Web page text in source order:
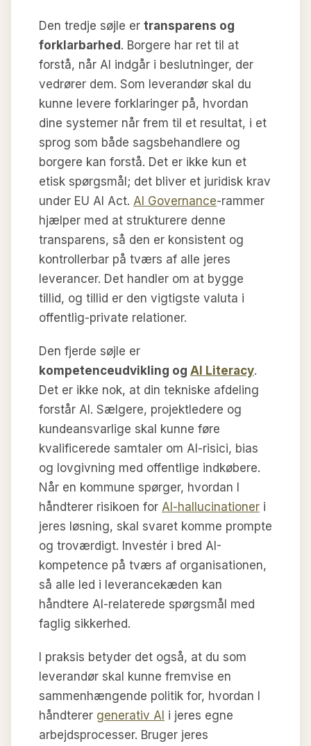
Den tredje søjle er transparens og
forklarbarhed. Borgere har ret til at
forstå, når AI indgår i beslutninger, der
vedrører dem. Som leverandør skal du
kunne levere forklaringer på, hvordan
dine systemer når frem til et resultat, i et
sprog som både sagsbehandlere og
borgere kan forstå. Det er ikke kun et
etisk spørgsmål; det bliver et juridisk krav
under EU AI Act. AI Governance-rammer
hjælper med at strukturere denne
transparens, så den er konsistent og
kontrollerbar på tværs af alle jeres
leverancer. Det handler om at bygge
tillid, og tillid er den vigtigste valuta i
offentlig-private relationer.
Den fjerde søjle er
kompetenceudvikling og AI Literacy.
Det er ikke nok, at din tekniske afdeling
forstår AI. Sælgere, projektledere og
kundeansvarlige skal kunne føre
kvalificerede samtaler om AI-risici, bias
og lovgivning med offentlige indkøbere.
Når en kommune spørger, hvordan I
håndterer risikoen for AI-hallucinationer i
jeres løsning, skal svaret komme prompte
og troværdigt. Investér i bred AI-
kompetence på tværs af organisationen,
så alle led i leverancekæden kan
håndtere AI-relaterede spørgsmål med
faglig sikkerhed.
I praksis betyder det også, at du som
leverandør skal kunne fremvise en
sammenhængende politik for, hvordan I
håndterer generativ AI i jeres egne
arbejdsprocesser. Bruger jeres